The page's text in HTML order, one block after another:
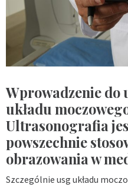
Wprowadzenie
układu
Ultrasonografia
powszechnie
obrazowania w
Szczególnie usg układu